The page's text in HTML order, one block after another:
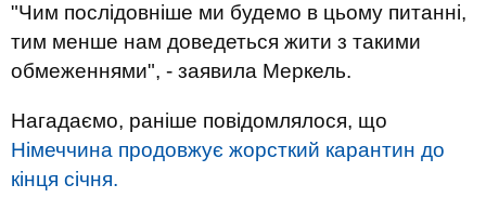
"Чим послідовніше ми будемо в цьому питанні,
тим менше нам доведеться жити з такими
обмеженнями", - заявила Меркель.
Нагадаємо, раніше повідомлялося, що
Німеччина продовжує жорсткий карантин до
кінця січня.